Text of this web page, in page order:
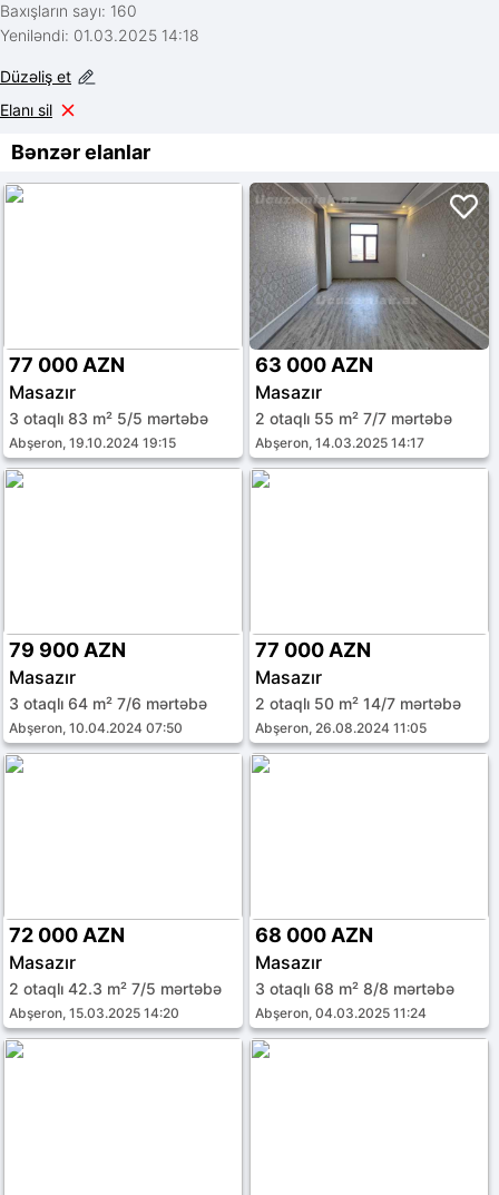
Baxışların sayı: 160
Yeniləndi: 01.03.2025 14:18
Düzəliş et
Elanı sil
Bənzər elanlar
77 000 AZN
Masazır
3 otaqlı 83 m² 5/5 mərtəbə
Abşeron, 19.10.2024 19:15
63 000 AZN
Masazır
2 otaqlı 55 m² 7/7 mərtəbə
Abşeron, 14.03.2025 14:17
79 900 AZN
Masazır
3 otaqlı 64 m² 7/6 mərtəbə
Abşeron, 10.04.2024 07:50
77 000 AZN
Masazır
2 otaqlı 50 m² 14/7 mərtəbə
Abşeron, 26.08.2024 11:05
72 000 AZN
Masazır
2 otaqlı 42.3 m² 7/5 mərtəbə
Abşeron, 15.03.2025 14:20
68 000 AZN
Masazır
3 otaqlı 68 m² 8/8 mərtəbə
Abşeron, 04.03.2025 11:24